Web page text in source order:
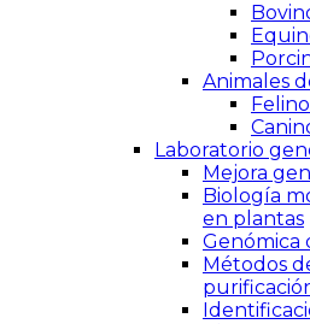
Animales
Laboratorio
Mejora
Biología
en plantas
Genómica
Métodos